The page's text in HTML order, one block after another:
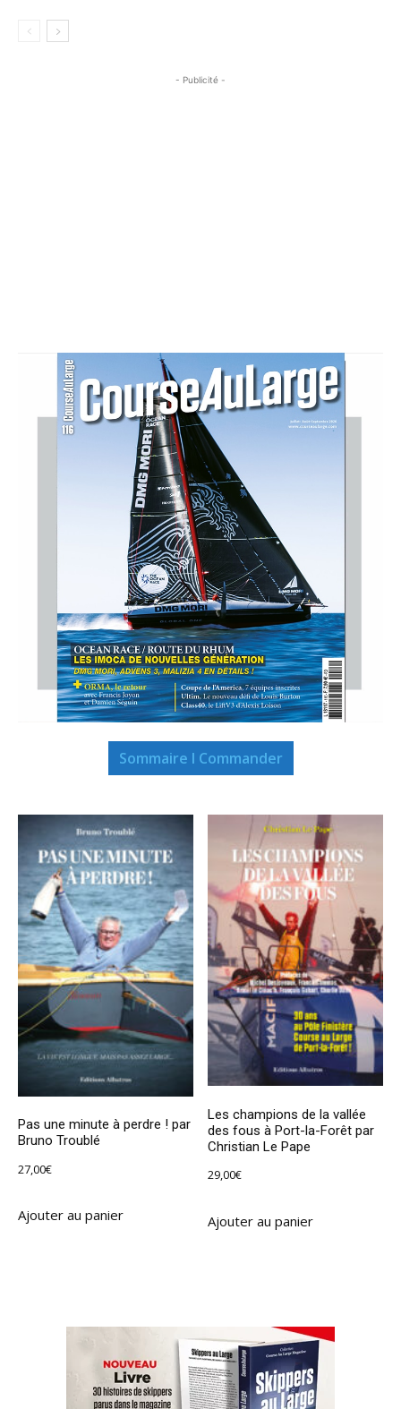
- Publicité -
Sommaire I Commander
Pas une minute à perdre ! par
Bruno Troublé
27,00€
Ajouter au panier
Les champions de la vallée
des fous à Port-la-Forêt par
Christian Le Pape
29,00€
Ajouter au panier